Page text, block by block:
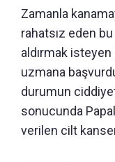
Zamanla
rahatsız eden
aldırmak isteyen
uzmana
durumun
sonucunda
verilen cilt